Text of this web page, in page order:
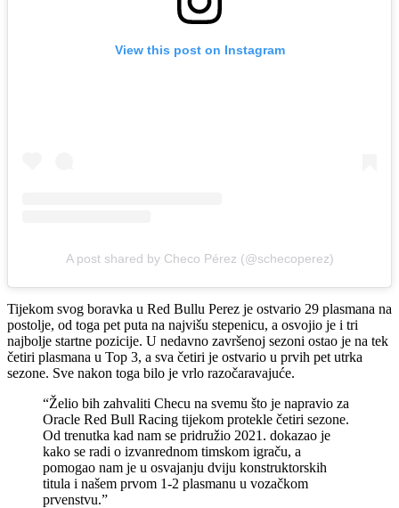
View this post on Instagram
A post shared by Checo Pérez (@schecoperez)
Tijekom svog boravka u Red Bullu Perez je ostvario 29 plasmana na
postolje, od toga pet puta na najvišu stepenicu, a osvojio je i tri
najbolje startne pozicije. U nedavno završenoj sezoni ostao je na tek
četiri plasmana u Top 3, a sva četiri je ostvario u prvih pet utrka
sezone. Sve nakon toga bilo je vrlo razočaravajuće.
“Želio bih zahvaliti Checu na svemu što je napravio za
Oracle Red Bull Racing tijekom protekle četiri sezone.
Od trenutka kad nam se pridružio 2021. dokazao je
kako se radi o izvanrednom timskom igraču, a
pomogao nam je u osvajanju dviju konstruktorskih
titula i našem prvom 1-2 plasmanu u vozačkom
prvenstvu.”